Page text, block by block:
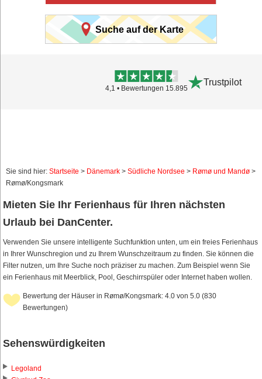
Suche auf der Karte
4,1 • Bewertungen 15.895
Trustpilot
Sie sind hier: Startseite > Dänemark > Südliche Nordsee > Rømø und Mandø >
Rømø/Kongsmark
Mieten Sie Ihr Ferienhaus für Ihren nächsten
Urlaub bei DanCenter.
Verwenden Sie unsere intelligente Suchfunktion unten, um ein freies Ferienhaus
in Ihrer Wunschregion und zu Ihrem Wunschzeitraum zu finden. Sie können die
Filter nutzen, um Ihre Suche noch präziser zu machen. Zum Beispiel wenn Sie
ein Ferienhaus mit Meerblick, Pool, Geschirrspüler oder Internet haben wollen.
Bewertung der Häuser in Rømø/Kongsmark: 4.0 von 5.0 (830
Bewertungen)
Sehenswürdigkeiten
Legoland